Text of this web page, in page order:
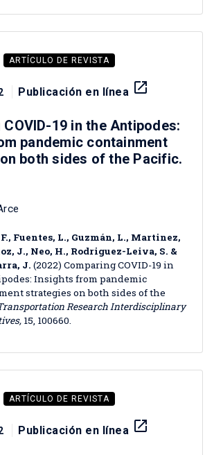
ARTÍCULO DE REVISTA
Publicación en línea launch
19 in the Antipodes:
pandemic containment
both sides of the Pacific.
Fuentes, L., Guzmán, L., Martinez,
J., Neo, H., Rodriguez-Leiva, S. &
J. (2022) Comparing COVID-19 in
Insights from pandemic
strategies on both sides of the
Research Interdisciplinary
15, 100660.
ARTÍCULO DE REVISTA
Publicación en línea launch